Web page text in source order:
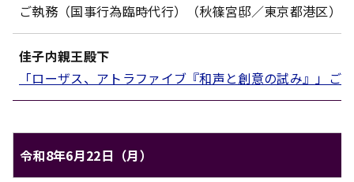
ご執務（国事行為臨時代行）（秋篠宮邸／東京都港区）
佳子内親王殿下
「ローザス、アトラファイブ『和声と創意の試み』」
令和8年6月22日（月）